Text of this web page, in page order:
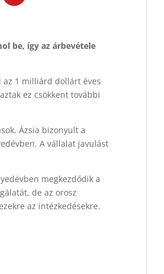
be, így az árbevétele
az 1 milliárd dollárt éves
ez csökkent további
Ázsia bizonyult a
A vállalat javulást
megkezdődik a
de az orosz
az intézkedésekre.